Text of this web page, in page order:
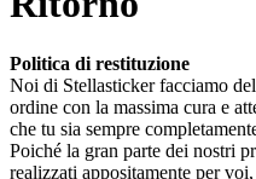
Politica di restituzione
Noi di Stellasticker facciamo
ordine con la massima cura e
che tu sia sempre
Poiché la gran parte dei nostri
realizzati appositamente per